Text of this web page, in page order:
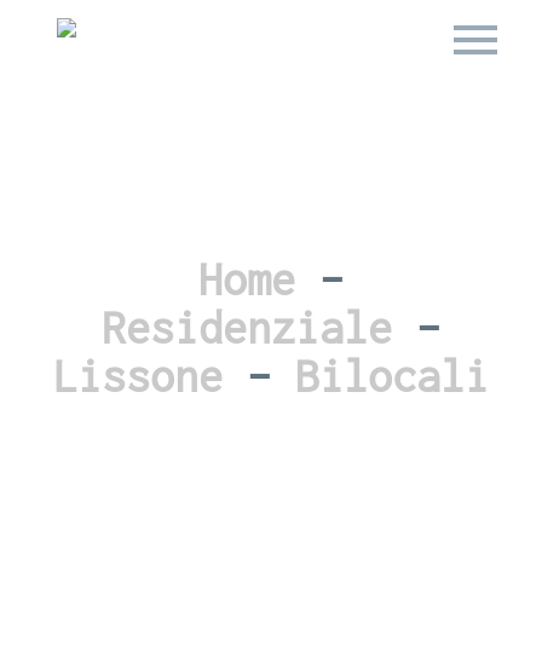
Home –
Residenziale –
Lissone – Bilocali